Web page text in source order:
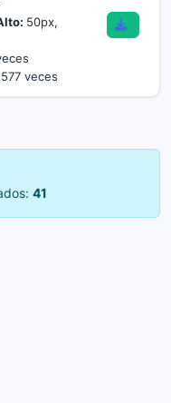
50px,
veces
41